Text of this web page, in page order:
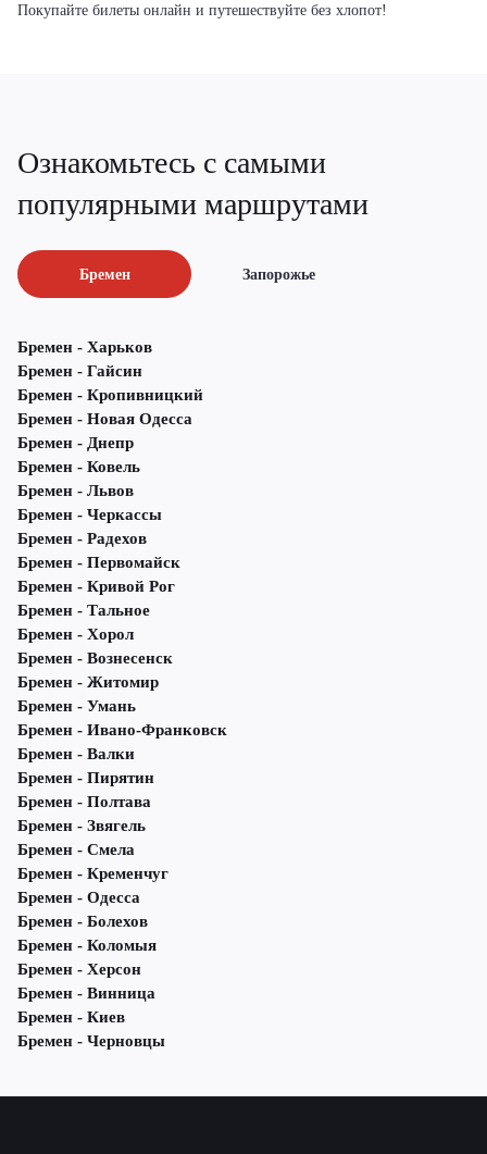
Покупайте билеты онлайн и путешествуйте без хлопот!
Ознакомьтесь с самыми
популярными маршрутами
Бремен Запорожье
Бремен - Харьков
Бремен - Гайсин
Бремен - Кропивницкий
Бремен - Новая Одесса
Бремен - Днепр
Бремен - Ковель
Бремен - Львов
Бремен - Черкассы
Бремен - Радехов
Бремен - Первомайск
Бремен - Кривой Рог
Бремен - Тальное
Бремен - Хорол
Бремен - Вознесенск
Бремен - Житомир
Бремен - Умань
Бремен - Ивано-Франковск
Бремен - Валки
Бремен - Пирятин
Бремен - Полтава
Бремен - Звягель
Бремен - Смела
Бремен - Кременчуг
Бремен - Одесса
Бремен - Болехов
Бремен - Коломыя
Бремен - Херсон
Бремен - Винница
Бремен - Киев
Бремен - Черновцы